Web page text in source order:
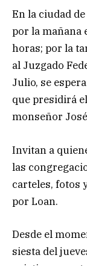
En la ciudad
por la mañana
horas; por la
al Juzgado
Julio, se
que presidirá
monseñor
Invitan a
las
carteles, fotos
por Loan.
Desde el
siesta del